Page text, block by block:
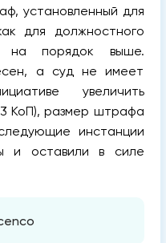
установленный для
для должностного
на порядок выше.
а суд не имеет
увеличить
КоП), размер штрафа
инстанции
и оставили в силе